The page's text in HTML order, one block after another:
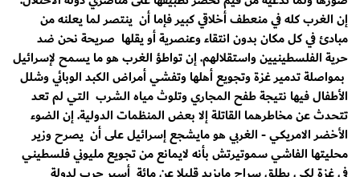
إن الغرب كله في منعطف أخلاقي كبير فإما أن ينتصر لما يعلنه من
مبادئ في كل مكان بدون انتقاء وعنصرية أو يقلها صريحة نحن ضد
حرية الفلسطينيين واستقلالهم. إن تواطؤ الغرب هو ما يسمح لإسرائيل
بمواصلة تدمير غزة وتجويع أهلها وتفشي أمراض الكبد الوبائي وشلل
الأطفال فيها نتيجة طفح المجاري وتلوث مياه الشرب التي لم تعد
تتحدث عن مخاطرهما القاتلة إلا بعض المنظمات الدولية. إن الضوء
الأخضر الامريكي - الغربي هو مايشجع إسرائيل على أن يصرح وزير
محليتها الفاشي سموتيرتش بأنه لايمانع من تجويع مليوني فلسطيني